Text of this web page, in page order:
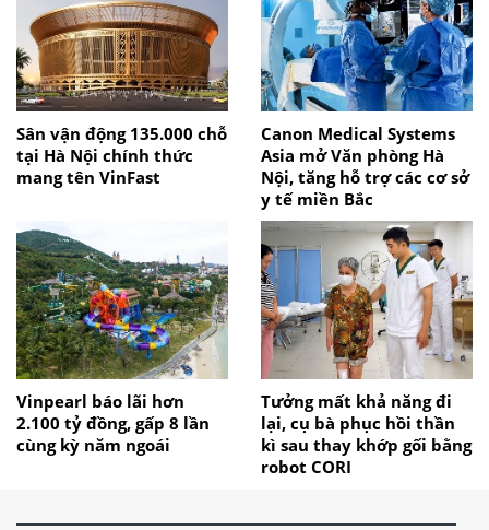
Sân vận động 135.000 chỗ
tại Hà Nội chính thức
mang tên VinFast
Canon Medical Systems
Asia mở Văn phòng Hà
Nội, tăng hỗ trợ các cơ sở
y tế miền Bắc
Vinpearl báo lãi hơn
2.100 tỷ đồng, gấp 8 lần
cùng kỳ năm ngoái
Tưởng mất khả năng đi
lại, cụ bà phục hồi thần
kì sau thay khớp gối bằng
robot CORI